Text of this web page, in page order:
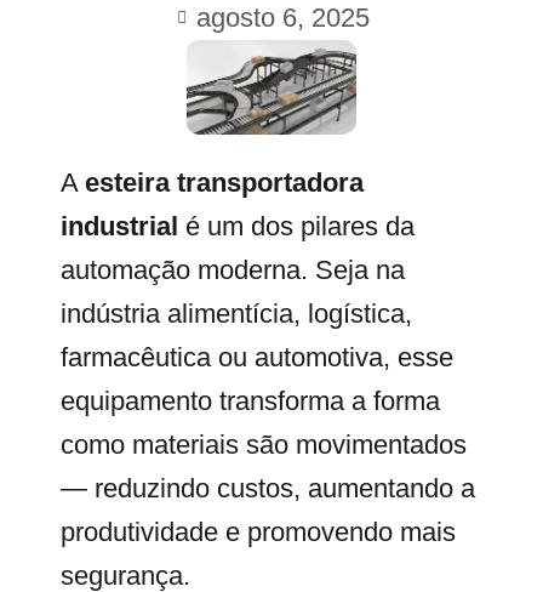
agosto 6, 2025
A esteira transportadora
industrial é um dos pilares da
automação moderna. Seja na
indústria alimentícia, logística,
farmacêutica ou automotiva, esse
equipamento transforma a forma
como materiais são movimentados
— reduzindo custos, aumentando a
produtividade e promovendo mais
segurança.